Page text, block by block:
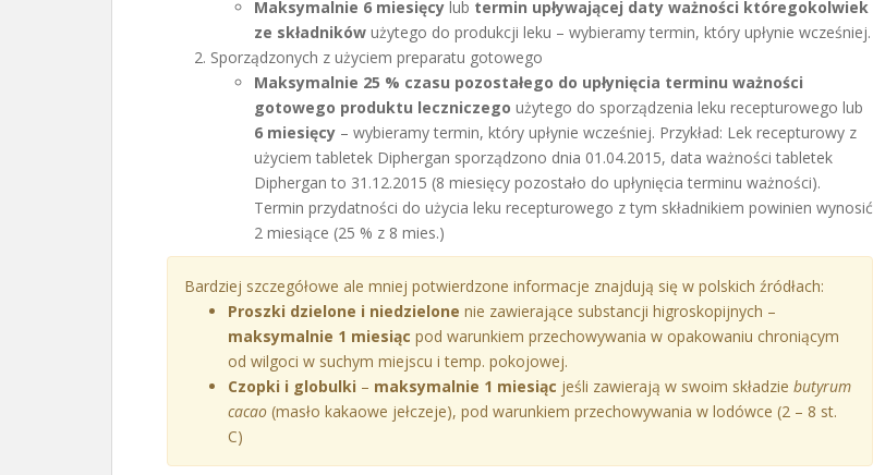
Maksymalnie 6 miesięcy lub termin upływającej daty ważności któregokolwiek
ze składników użytego do produkcji leku – wybieramy termin, który upłynie wcześniej.
Sporządzonych z użyciem preparatu gotowego
Maksymalnie 25 % czasu pozostałego do upłynięcia terminu ważności
gotowego produktu leczniczego użytego do sporządzenia leku recepturowego lub
6 miesięcy – wybieramy termin, który upłynie wcześniej. Przykład: Lek recepturowy z
użyciem tabletek Diphergan sporządzono dnia 01.04.2015, data ważności tabletek
Diphergan to 31.12.2015 (8 miesięcy pozostało do upłynięcia terminu ważności).
Termin przydatności do użycia leku recepturowego z tym składnikiem powinien wynosić
2 miesiące (25 % z 8 mies.)
Bardziej szczegółowe ale mniej potwierdzone informacje znajdują się w polskich źródłach:
Proszki dzielone i niedzielone nie zawierające substancji higroskopijnych –
maksymalnie 1 miesiąc pod warunkiem przechowywania w opakowaniu chroniącym
od wilgoci w suchym miejscu i temp. pokojowej.
Czopki i globulki – maksymalnie 1 miesiąc jeśli zawierają w swoim składzie butyrum
cacao (masło kakaowe jełczeje), pod warunkiem przechowywania w lodówce (2 – 8 st.
C)